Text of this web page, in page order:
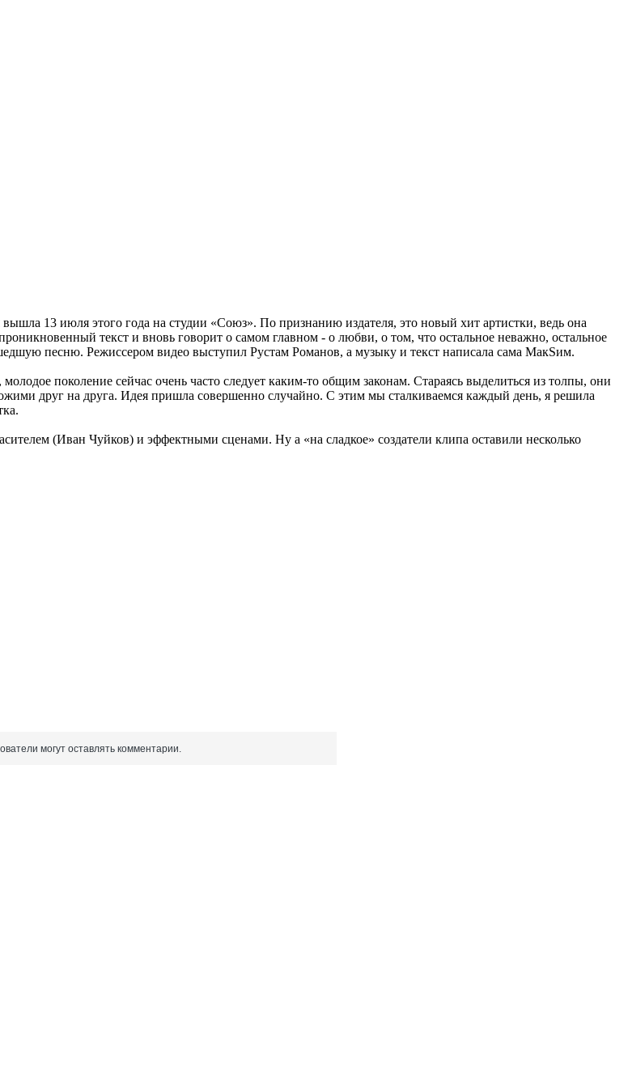
13 июля этого года на студии «Союз». По признанию издателя, это новый хит артистки, ведь она
текст и вновь говорит о самом главном - о любви, о том, что остальное неважно, остальное
песню. Режиссером видео выступил Рустам Романов, а музыку и текст написала сама МакSим.
поколение сейчас очень часто следует каким-то общим законам. Стараясь выделиться из толпы, они
друг на друга. Идея пришла совершенно случайно. С этим мы сталкиваемся каждый день, я решила
(Иван Чуйков) и эффектными сценами. Ну а «на сладкое» создатели клипа оставили несколько
могут оставлять комментарии.